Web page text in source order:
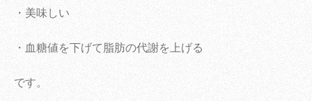
・美味しい
・血糖値を下げて脂肪の代謝を上げる
です。